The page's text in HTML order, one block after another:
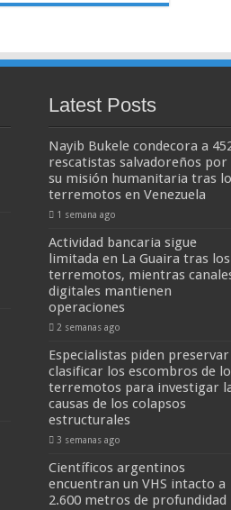
Latest Posts
Nayib Bukele condecora a
rescatistas salvadoreños por
su misión humanitaria tras
terremotos en Venezuela
1 semana ago
Actividad bancaria sigue
limitada en La Guaira tras los
terremotos, mientras
digitales mantienen
operaciones
2 semanas ago
Especialistas piden preservar
clasificar los escombros de
terremotos para investigar
causas de los colapsos
estructurales
3 semanas ago
Científicos argentinos
encuentran un VHS intacto a
2.600 metros de profundidad